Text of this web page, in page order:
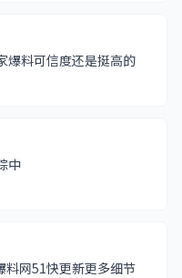
爆料可信度还是挺高的
中
料网51快更新更多细节